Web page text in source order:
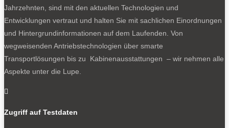
Jahrzehnten, sind mit den aktuellen Technologien und
Entwicklungen vertraut und halten Sie mit sachlichen Einordnungen
und Hintergrundinformationen auf dem Laufenden. Von
wegweisenden Antriebstechnologien über smarte
Transportlösungen bis zu Kabinenausstattungen – wir nehmen alle
Aspekte unter die Lupe.

Zugriff auf Testdaten